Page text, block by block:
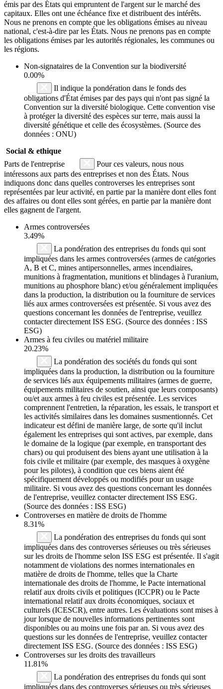
émis par des États qui empruntent de l'argent sur le marché des
capitaux. Elles ont une échéance fixe et distribuent des intérêts.
Nous ne prenons en compte que les obligations émises au niveau
national, c'est-à-dire par les États. Nous ne prenons pas en compte
les obligations émises par les autorités régionales, les communes ou
les régions.
Non-signataires de la Convention sur la biodiversité
0.00%
Il indique la pondération dans le fonds des
obligations d'État émises par des pays qui n'ont pas signé la
Convention sur la diversité biologique. Cette convention vise
à protéger la diversité des espèces sur terre, mais aussi la
diversité génétique et celle des écosystèmes. (Source des
données : ONU)
Social & ethique
Parts de l'entreprise
Pour ces valeurs, nous nous
intéressons aux parts des entreprises et non des États. Nous
indiquons donc dans quelles controverses les entreprises sont
représentées par leur activité, en partie par la manière dont elles font
des affaires ou dont elles sont gérées, en partie par la manière dont
elles gagnent de l'argent.
Armes controversées
3.49%
La pondération des entreprises du fonds qui sont
impliquées dans les armes controversées (armes de catégories
A, B et C, mines antipersonnelles, armes incendiaires,
munitions à fragmentation, munitions et blindages à l'uranium,
munitions au phosphore blanc) et/ou généralement impliquées
dans la production, la distribution ou la fourniture de services
liés aux armes controversées est présentée. Si vous avez des
questions concernant les données de l'entreprise, veuillez
contacter directement ISS ESG. (Source des données : ISS
ESG)
Armes à feu civiles ou matériel militaire
20.23%
La pondération des sociétés du fonds qui sont
impliquées dans la production, la distribution ou la fourniture
de services liés aux équipements militaires (armes de guerre,
équipements militaires de soutien, ainsi que leurs composants)
ou/et aux armes à feu civiles est présentée. Les services
comprennent l'entretien, la réparation, les essais, le transport et
les activités similaires dans les domaines susmentionnés. Cet
indicateur est défini de manière large, de sorte qu'il inclut
également les entreprises qui sont actives, par exemple, dans
le domaine de la logique (par exemple, en transportant des
chars) ou qui produisent des biens ayant une utilisation à la
fois civile et militaire (par exemple, des masques à oxygène
pour les pilotes), à condition que ces biens aient été
spécifiquement développés ou modifiés pour un usage
militaire. Si vous avez des questions concernant les données
de l'entreprise, veuillez contacter directement ISS ESG.
(Source des données : ISS ESG)
Controverses en matière de droits de l'homme
8.31%
La pondération des entreprises du fonds qui sont
impliquées dans des controverses sérieuses ou très sérieuses
sur les droits de l'homme selon ISS ESG est présentée. Il s'agit
notamment de violations des normes internationales en
matière de droits de l'homme, telles que la Charte
internationale des droits de l'homme, le Pacte international
relatif aux droits civils et politiques (ICCPR) ou le Pacte
international relatif aux droits économiques, sociaux et
culturels (ICESCR), entre autres. Les évaluations sont mises à
jour lorsque de nouvelles informations pertinentes sont
disponibles ou au moins une fois par an. Si vous avez des
questions sur les données de l'entreprise, veuillez contacter
directement ISS ESG. (Source des données : ISS ESG)
Controverses sur les droits des travailleurs
11.81%
La pondération des entreprises du fonds qui sont
impliquées dans des controverses sérieuses ou très sérieuses